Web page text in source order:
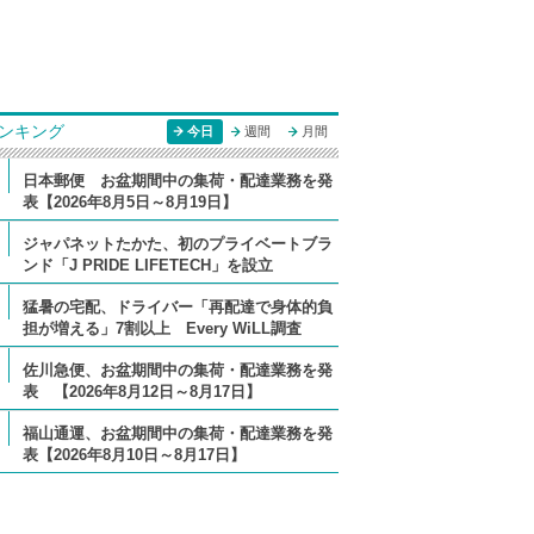
キング 今日 週間 月間
日本郵便 お盆期間中の集荷・配達業務を発
表【2026年8月5日～8月19日】
ジャパネットたかた、初のプライベートブラ
ンド「J PRIDE LIFETECH」を設立
猛暑の宅配、ドライバー「再配達で身体的負
担が増える」7割以上 Every WiLL調査
佐川急便、お盆期間中の集荷・配達業務を発
表 【2026年8月12日～8月17日】
福山通運、お盆期間中の集荷・配達業務を発
表【2026年8月10日～8月17日】